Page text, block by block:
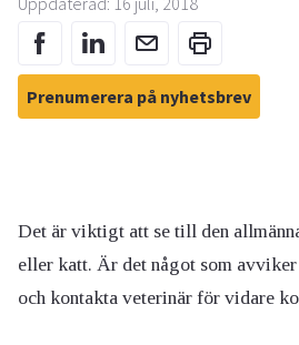
Prenumerera på nyhetsbrev
Det är viktigt att se till den
eller katt. Är det något som
och kontakta veterinär för vidare